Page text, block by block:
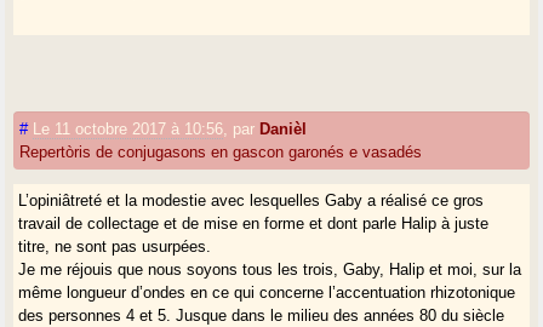
# Le 11 octobre 2017 à 10:56 par Danièl
Repertòris de conjugasons en gascon garonés e vasadés
L’opiniâtreté et la modestie avec lesquelles Gaby a réalisé ce gros
travail de collectage et de mise en forme et dont parle Halip à juste
titre, ne sont pas usurpées.
Je me réjouis que nous soyons tous les trois, Gaby, Halip et moi, sur la
même longueur d’ondes en ce qui concerne l’accentuation rhizotonique
des personnes 4 et 5. Jusque dans le milieu des années 80 du siècle